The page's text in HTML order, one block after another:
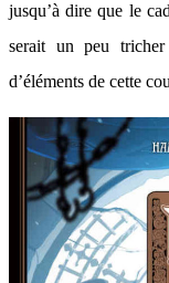
jusqu’à dire que le
serait un peu
d’éléments de cette